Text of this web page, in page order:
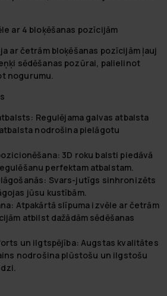
ar 4 bloķēšanas pozīcijām
ar četrām bloķēšanas pozīcijām ļauj
sēdēšanas pozūrai, palielinot
nogurumu.
Regulējama galvas atbalsta
nodrošina pielāgotu
3D roku balsti piedāvā
perfektam atbalstam.
Svars-jutīgs sinhronizēts
jūsu kustībām.
Atpakārtā slīpuma izvēle ar četrām
atbilst dažādām sēdēšanas
un ilgtspējība: Augstas kvalitātes
nodrošina plūstošu un ilgstošu